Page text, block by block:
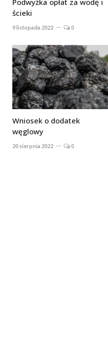
ścieki
9 listopada 2022 0
Wniosek o dodatek
węglowy
20 sierpnia 2022 0